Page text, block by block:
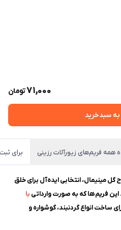
71,000تومان
سبدخرید
همه فریم‌های زیورآلات رزینی برای
مینیمال، انتخابی ایده‌آل برای خلق
فریم‌ها که به صورت وارداتی با
ساخت انواع گردنبند، گوشواره و